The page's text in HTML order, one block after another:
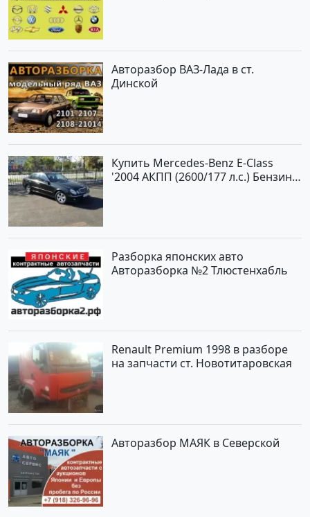
Авторазбор ВАЗ-Лада в ст.
Динской
Купить Mercedes-Benz E-Class
'2004 АКПП (2600/177 л.с.) Бензин
Разборка японских авто
Авторазборка №2 Тлюстенхабль
Renault Premium 1998 в разборе
на запчасти ст. Новотитаровская
Авторазбор МАЯК в Северской